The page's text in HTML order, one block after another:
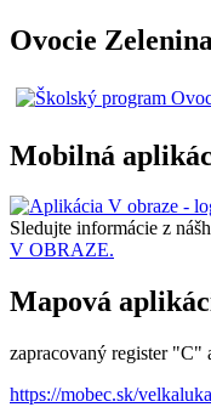
Ovocie
Mobilná
Sledujte informácie z
V OBRAZE.
Mapová
zapracovaný register
https://mobec.sk/velkaluka